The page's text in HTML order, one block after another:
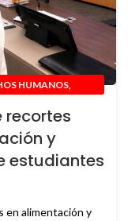
HUMANOS,
y
estudiantes
en alimentación y